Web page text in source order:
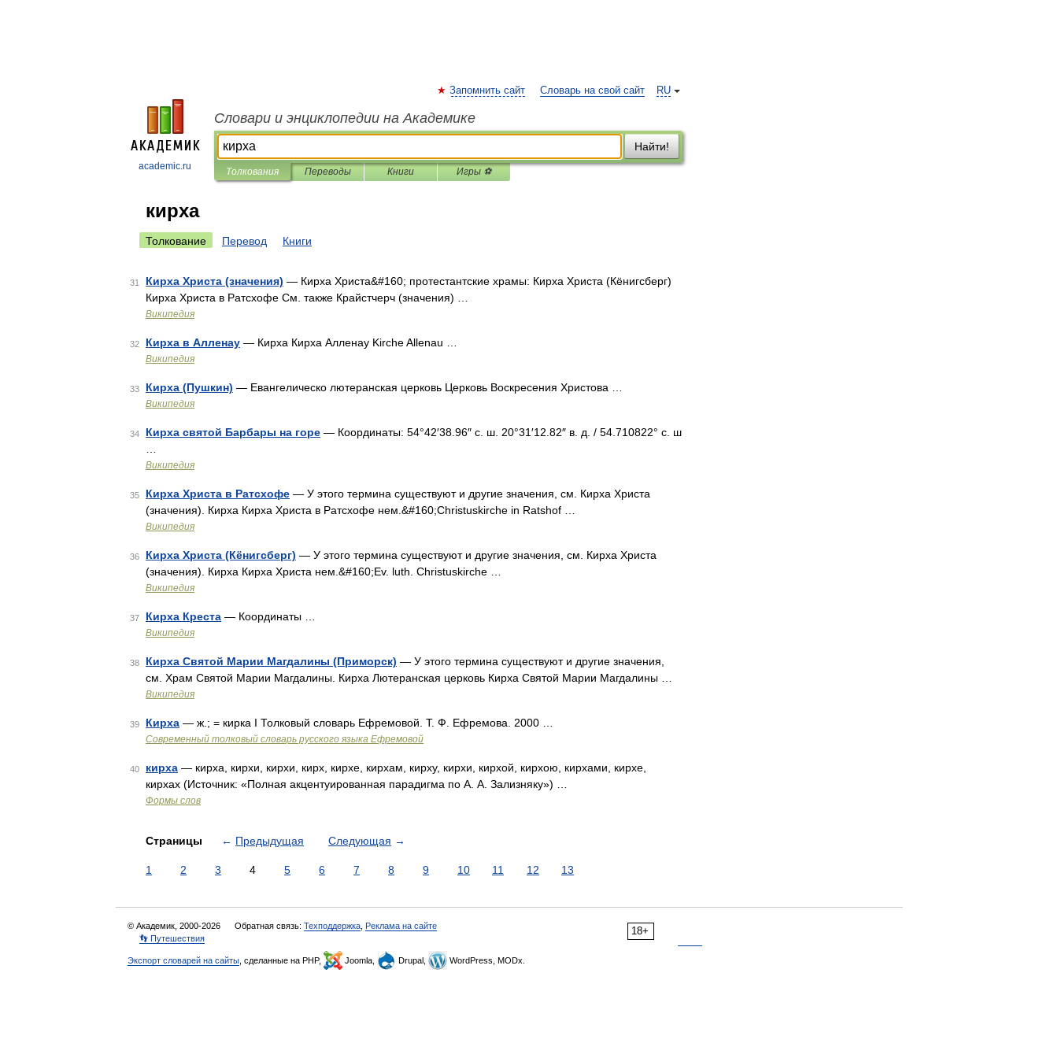
academic.ru
RU
Запомнить сайт Словарь на свой сайт
Словари и энциклопедии на Академике
Найти!
Толкования Переводы Книги Игры ⚽
кирха
Толкование Перевод Книги
31 Кирха Христа (значения) — Кирха Христа&#160; протестантские храмы: Кирха Христа (Кёнигсберг)
Кирха Христа в Ратсхофе См. также Крайстчерч (значения) …
Википедия
32 Кирха в Алленау — Кирха Кирха Алленау Kirche Allenau …
Википедия
33 Кирха (Пушкин) — Евангелическо лютеранская церковь Церковь Воскресения Христова …
Википедия
34 Кирха святой Барбары на горе — Координаты: 54°42′38.96″ с. ш. 20°31′12.82″ в. д. / 54.710822° с. ш
Википедия
35 Кирха Христа в Ратсхофе — У этого термина существуют и другие значения, см. Кирха Христа
(значения). Кирха Кирха Христа в Ратсхофе нем.&#160;Christuskirche in Ratshof …
Википедия
36 Кирха Христа (Кёнигсберг) — У этого термина существуют и другие значения, см. Кирха Христа
(значения). Кирха Кирха Христа нем.&#160;Ev. luth. Christuskirche …
Википедия
37 Кирха Креста — Координаты …
Википедия
38 Кирха Святой Марии Магдалины (Приморск) — У этого термина существуют и другие значения,
см. Храм Святой Марии Магдалины. Кирха Лютеранская церковь Кирха Святой Марии Магдалины …
Википедия
39 Кирха — ж.; = кирка I Толковый словарь Ефремовой. Т. Ф. Ефремова. 2000 …
Современный толковый словарь русского языка Ефремовой
40 кирха — кирха, кирхи, кирхи, кирх, кирхе, кирхам, кирху, кирхи, кирхой, кирхою, кирхами, кирхе,
кирхах (Источник: «Полная акцентуированная парадигма по А. А. Зализняку») …
Формы слов
Страницы ← Предыдущая Следующая →
1 2 3 4 5 6 7 8 9 10 11 12 13
18+
© Академик, 2000-2026 Обратная связь: Техподдержка Реклама на сайте
👣 Путешествия
Экспорт словарей на сайты , сделанные на PHP, Joomla, Drupal, WordPress, MODx.